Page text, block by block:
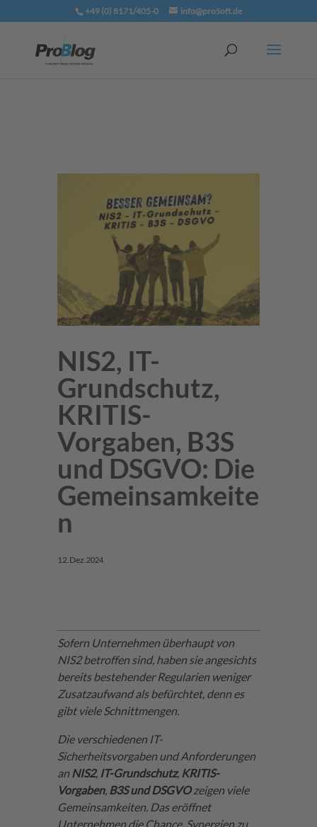
+49 (0) 8171/405-0 info@proSoft.de
NIS2, IT-
Grundschutz,
KRITIS-
Vorgaben, B3S
und DSGVO: Die
Gemeinsamkeite
n
12.Dez.2024
​Sofern Unternehmen überhaupt von
NIS2 betroffen sind, haben sie angesichts
bereits bestehender Regularien weniger
Zusatzaufwand als befürchtet, denn es
gibt viele Schnittmengen.
Die verschiedenen IT-
Sicherheitsvorgaben und Anforderungen
an NIS2, IT-Grundschutz, KRITIS-
Vorgaben, B3S und DSGVOzeigen viele
Gemeinsamkeiten. Das eröffnet
Unternehmen die Chance, Synergien zu